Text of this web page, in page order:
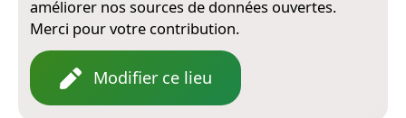
améliorer nos sources de données ouvertes.
Merci pour votre contribution.
Modifier ce lieu